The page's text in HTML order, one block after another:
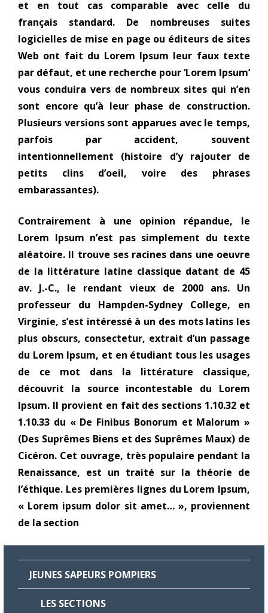
et en tout cas comparable avec celle du
français standard. De nombreuses suites
logicielles de mise en page ou éditeurs de sites
Web ont fait du Lorem Ipsum leur faux texte
par défaut, et une recherche pour ‘Lorem Ipsum’
vous conduira vers de nombreux sites qui n’en
sont encore qu’à leur phase de construction.
Plusieurs versions sont apparues avec le temps,
parfois par accident, souvent
intentionnellement (histoire d’y rajouter de
petits clins d’oeil, voire des phrases
embarassantes).
Contrairement à une opinion répandue, le
Lorem Ipsum n’est pas simplement du texte
aléatoire. Il trouve ses racines dans une oeuvre
de la littérature latine classique datant de 45
av. J.-C., le rendant vieux de 2000 ans. Un
professeur du Hampden-Sydney College, en
Virginie, s’est intéressé à un des mots latins les
plus obscurs, consectetur, extrait d’un passage
du Lorem Ipsum, et en étudiant tous les usages
de ce mot dans la littérature classique,
découvrit la source incontestable du Lorem
Ipsum. Il provient en fait des sections 1.10.32 et
1.10.33 du « De Finibus Bonorum et Malorum »
(Des Suprêmes Biens et des Suprêmes Maux) de
Cicéron. Cet ouvrage, très populaire pendant la
Renaissance, est un traité sur la théorie de
l’éthique. Les premières lignes du Lorem Ipsum,
« Lorem ipsum dolor sit amet… », proviennent
de la section
JEUNES SAPEURS POMPIERS
LES SECTIONS